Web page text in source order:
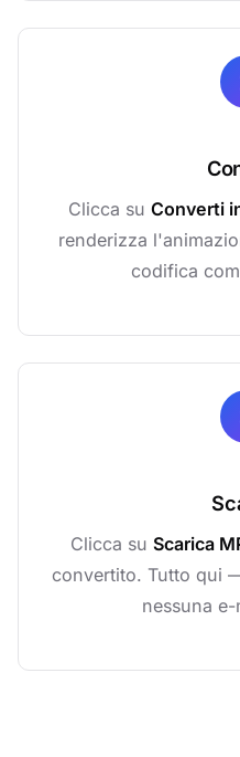
Clicca su Converti
renderizza
codifica
Clicca su Scarica
convertito. Tutto qui
nessuna